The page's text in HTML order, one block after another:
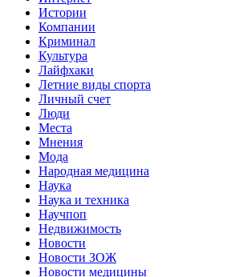
Истории
Компании
Криминал
Культура
Лайфхаки
Летние виды спорта
Личный счет
Люди
Места
Мнения
Мода
Народная медицина
Наука
Наука и техника
Научпоп
Недвижимость
Новости
Новости ЗОЖ
Новости медицины